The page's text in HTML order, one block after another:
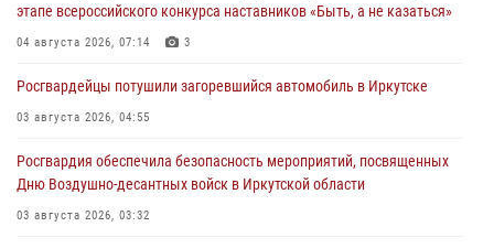
этапе всероссийского конкурса наставников «Быть, а не казаться»
04 августа 2026, 07:14 3
Росгвардейцы потушили загоревшийся автомобиль в Иркутске
03 августа 2026, 04:55
Росгвардия обеспечила безопасность мероприятий, посвященных
Дню Воздушно-десантных войск в Иркутской области
03 августа 2026, 03:32